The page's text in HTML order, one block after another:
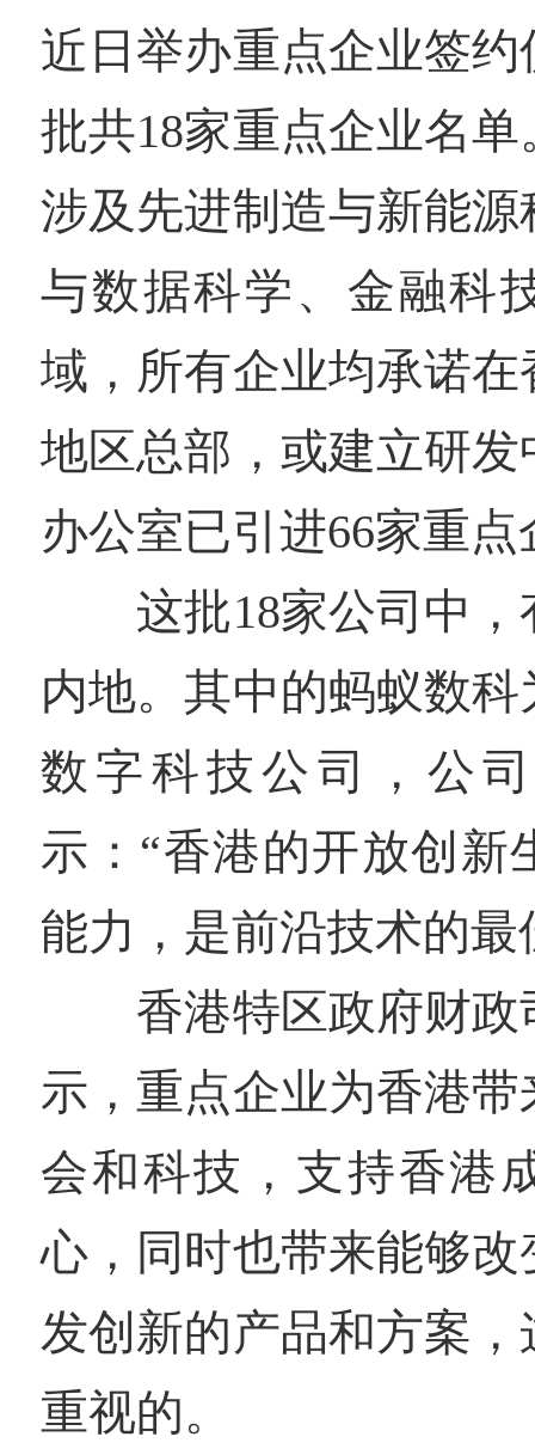
近日举办重点企业签
批共18家重点企业名
涉及先进制造与新能
与数据科学、金融科
域，所有企业均承诺
地区总部，或建立研
办公室已引进66家重点
这批18家公司中，
内地。其中的蚂蚁数
数字科技公司，公
示：“香港的开放创新
能力，是前沿技术的最
香港特区政府财政
示，重点企业为香港
会和科技，支持香港
心，同时也带来能够
发创新的产品和方案
重视的。